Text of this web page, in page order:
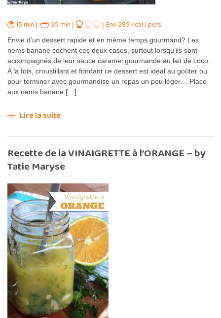
15 min 25 min Env. 285 kcal / pers
Envie d’un dessert rapide et en même temps gourmand? Les
nems banane cochent ces deux cases, surtout lorsqu’ils sont
accompagnés de leur sauce caramel gourmande au lait de coco.
A la fois, croustillant et fondant ce dessert est idéal au goûter ou
pour terminer avec gourmandise un repas un peu léger… Place
aux nems banane […]
Lire la suite
Recette de la VINAIGRETTE à l’ORANGE – by
Tatie Maryse